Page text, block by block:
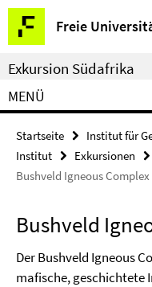
Springe
direkt
zu
Inhalt
Freie
Service-
Navigation
Exkursion Südafrika
MENÜ
Startseite Institut für
Institut
Exkursionen
Bushveld Igneous Complex
Bushveld
Der Bushveld Igneous
mafische, geschichtete